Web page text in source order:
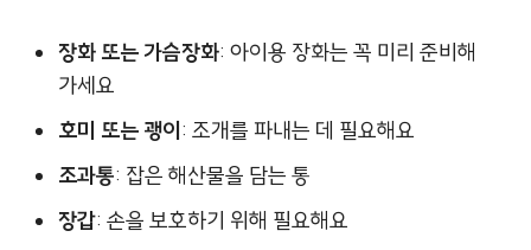
장화 또는 가슴장화: 아이용 장화는 꼭 미리 준비해
가세요
호미 또는 괭이 : 조개를 파내는 데 필요해요
조과통: 잡은 해산물을 담는 통
장갑: 손을 보호하기 위해 필요해요